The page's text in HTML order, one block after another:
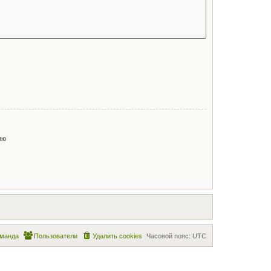
Часовой пояс: UTC
Удалить cookies
Пользователи